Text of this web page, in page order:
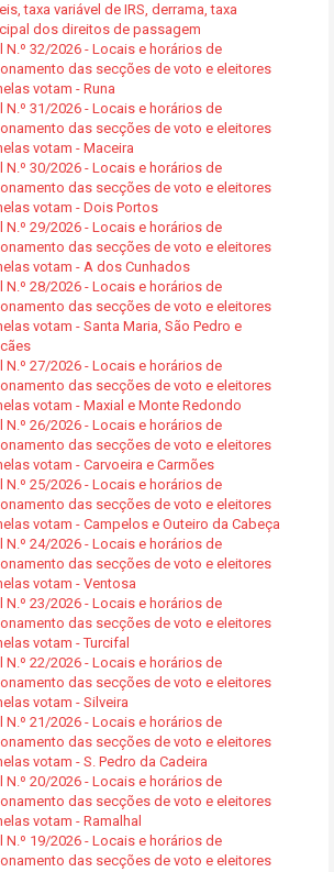
taxa variável de IRS, derrama, taxa
dos direitos de passagem
N.º 32/2026 - Locais e horários de
das secções de voto e eleitores
votam - Runa
N.º 31/2026 - Locais e horários de
das secções de voto e eleitores
votam - Maceira
N.º 30/2026 - Locais e horários de
das secções de voto e eleitores
votam - Dois Portos
N.º 29/2026 - Locais e horários de
das secções de voto e eleitores
votam - A dos Cunhados
N.º 28/2026 - Locais e horários de
das secções de voto e eleitores
votam - Santa Maria, São Pedro e
N.º 27/2026 - Locais e horários de
das secções de voto e eleitores
votam - Maxial e Monte Redondo
N.º 26/2026 - Locais e horários de
das secções de voto e eleitores
votam - Carvoeira e Carmões
N.º 25/2026 - Locais e horários de
das secções de voto e eleitores
votam - Campelos e Outeiro da Cabeça
N.º 24/2026 - Locais e horários de
das secções de voto e eleitores
votam - Ventosa
N.º 23/2026 - Locais e horários de
das secções de voto e eleitores
votam - Turcifal
N.º 22/2026 - Locais e horários de
das secções de voto e eleitores
votam - Silveira
N.º 21/2026 - Locais e horários de
das secções de voto e eleitores
votam - S. Pedro da Cadeira
N.º 20/2026 - Locais e horários de
das secções de voto e eleitores
votam - Ramalhal
N.º 19/2026 - Locais e horários de
das secções de voto e eleitores